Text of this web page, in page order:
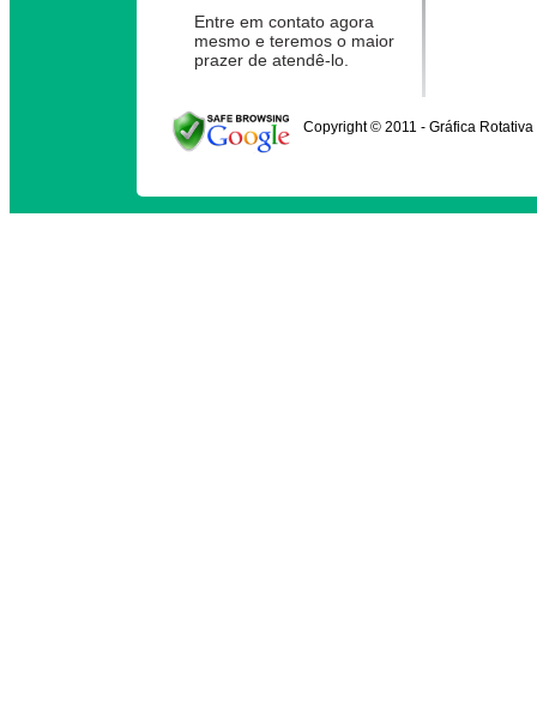
Entre em contato agora
mesmo e teremos o maior
prazer de atendê-lo.
Copyright © 2011 - Gráfica